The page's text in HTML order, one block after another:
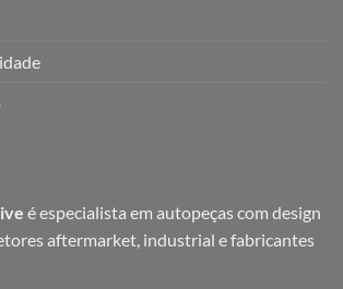
é especialista em autopeças com design
aftermarket, industrial e fabricantes